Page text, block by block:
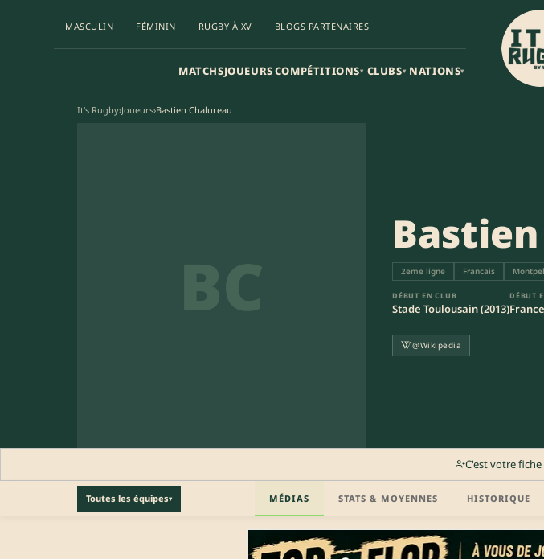
MASCULIN FÉMININ RUGBY À XV BLOGS PARTENAIRES
MATCHSJOUEURSCOMPÉTITIONS▾ CLUBS▾ NATIONS▾
It's Rugby›Joueurs›Bastien Chalureau
BC 2eme ligne Francais
DÉBUT EN CLUB
Stade Toulousain (2013)
DÉBUT
@Wikipedia
C'est votre fiche
MÉDIAS STATS & MOYENNES HISTORIQUE
Toutes les équipes▾